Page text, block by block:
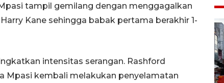
tampil gemilang dengan menggagalkan
Kane sehingga babak pertama berakhir 1-
intensitas serangan. Rashford
Mpasi kembali melakukan penyelamatan